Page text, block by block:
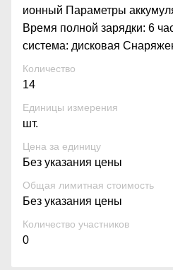
ионный Параметры
Время полной зарядки: 6
система: дисковая
Количество
14
Единицы измерения
шт.
Цена за единицу
Без указания цены
Общая лимитная стоимость
Без указания цены
Количество участников
0